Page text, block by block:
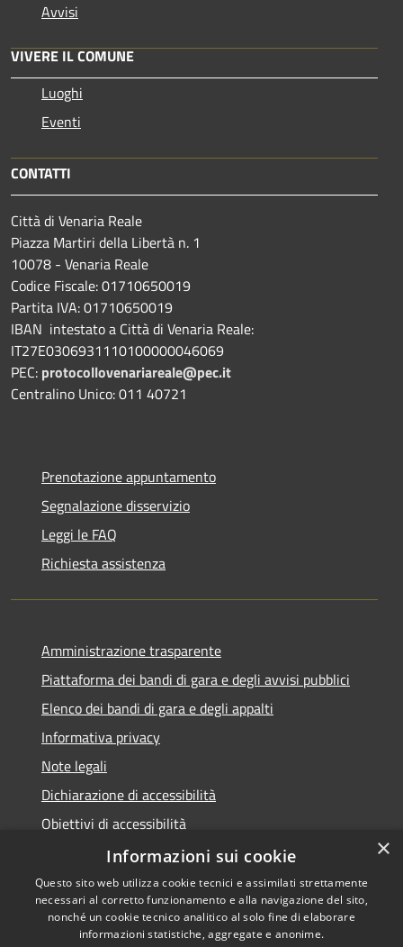
Avvisi
VIVERE IL COMUNE
Luoghi
Eventi
CONTATTI
Città di Venaria Reale
Piazza Martiri della Libertà n. 1
10078 - Venaria Reale
Codice Fiscale: 01710650019
Partita IVA: 01710650019
IBAN intestato a Città di Venaria Reale:
IT27E0306931110100000046069
PEC: protocollovenariareale@pec.it
Centralino Unico: 011 40721
Prenotazione appuntamento
Segnalazione disservizio
Leggi le FAQ
Richiesta assistenza
Amministrazione trasparente
Piattaforma dei bandi di gara e degli avvisi pubblici
Elenco dei bandi di gara e degli appalti
Informativa privacy
Note legali
Dichiarazione di accessibilità
Obiettivi di accessibilità
Accessibilità
×
Informazioni sui cookie
Questo sito web utilizza cookie tecnici e assimilati strettamente
necessari al corretto funzionamento e alla navigazione del sito,
nonché un cookie tecnico analitico al solo fine di elaborare
informazioni statistiche, aggregate e anonime.